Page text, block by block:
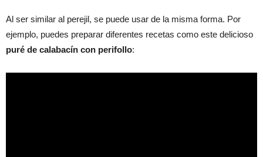
Al ser similar al perejil, se puede usar de la misma forma. Por
ejemplo, puedes preparar diferentes recetas como este delicioso
puré de calabacín con perifollo: